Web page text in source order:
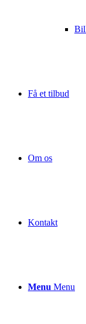
Få et tilbud
Om os
Kontakt
Menu Menu